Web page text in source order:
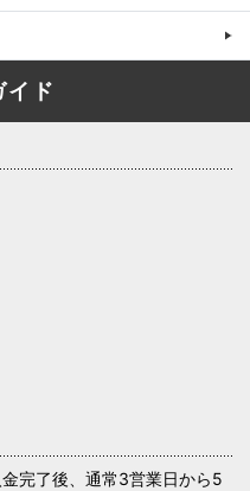
イド
完了後、通常3営業日から5